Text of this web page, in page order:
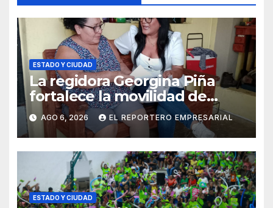
ESTADO Y CIUDAD
La regidora Georgina Piña
fortalece la movilidad de
adultos mayores con la
entrega de aparatos
ortopédicos
AGO 6, 2026 EL REPORTERO EMPRESARIAL
ESTADO Y CIUDAD